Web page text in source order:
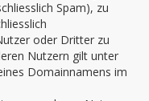
Spam), zu
oder Dritter zu
Nutzern gilt unter
Domainnamens im